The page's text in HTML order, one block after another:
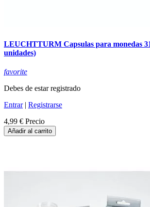
LEUCHTTURM Capsulas para monedas
unidades)
favorite
Debes de estar registrado
Entrar| Registrarse
4,99 € Precio
Añadir al carrito